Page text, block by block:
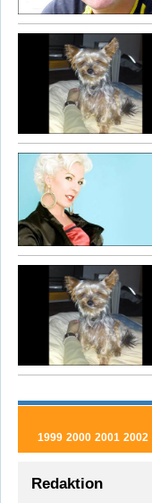
1999 2000 2001 2002
Redaktion